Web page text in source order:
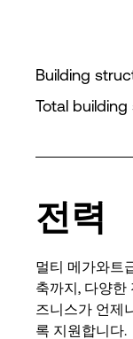
Building
Total building
전력
멀티 메가와트
축까지, 다양한
즈니스가 언제
록 지원합니다.